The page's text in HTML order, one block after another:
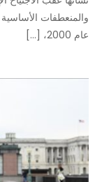
والمنعطفات
عام 2000، […]